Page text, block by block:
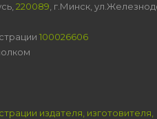
220089 , г.Минск,
100026606
издателя, изготовителя,